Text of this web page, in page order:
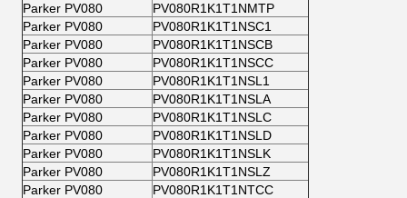
Parker PV080
PV080R1K1T1NMTP
Parker PV080
PV080R1K1T1NSC1
Parker PV080
PV080R1K1T1NSCB
Parker PV080
PV080R1K1T1NSCC
Parker PV080
PV080R1K1T1NSL1
Parker PV080
PV080R1K1T1NSLA
Parker PV080
PV080R1K1T1NSLC
Parker PV080
PV080R1K1T1NSLD
Parker PV080
PV080R1K1T1NSLK
Parker PV080
PV080R1K1T1NSLZ
Parker PV080
PV080R1K1T1NTCC